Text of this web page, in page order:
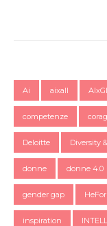
Ai aixall
competenze
Deloitte Diversity
donne donne 4.0
gender gap
inspiration